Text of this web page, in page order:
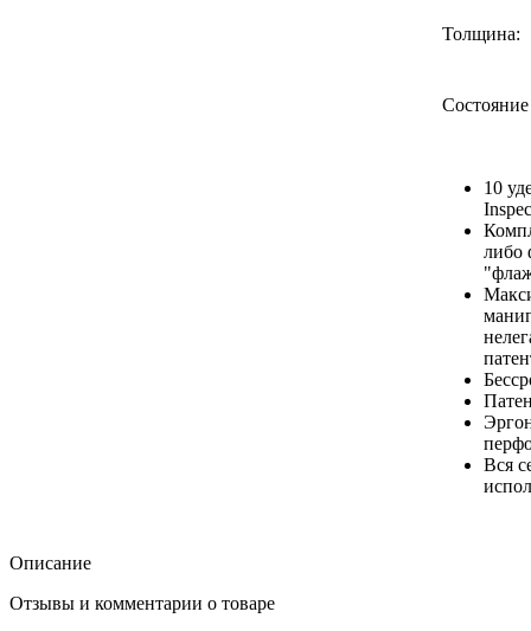
Толщина:
Состояние
10
либо
Вся
Описание
Отзывы и комментарии о товаре